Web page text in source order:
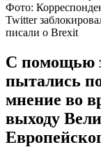
Фото:
Twitter
писали о Brexit
С помощью
пытались
мнение во
выходу